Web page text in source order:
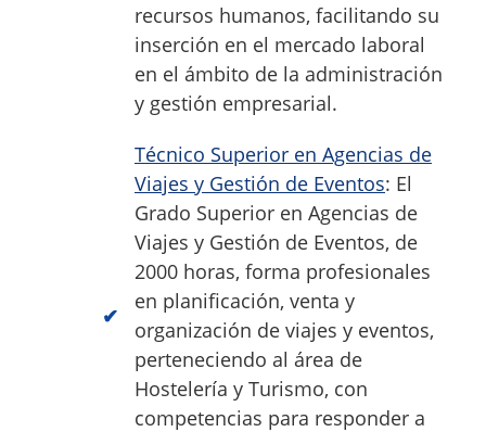
recursos humanos, facilitando su
inserción en el mercado laboral
en el ámbito de la administración
y gestión empresarial.
Técnico Superior en Agencias de
Viajes y Gestión de Eventos: El
Grado Superior en Agencias de
Viajes y Gestión de Eventos, de
2000 horas, forma profesionales
en planificación, venta y
organización de viajes y eventos,
perteneciendo al área de
Hostelería y Turismo, con
competencias para responder a